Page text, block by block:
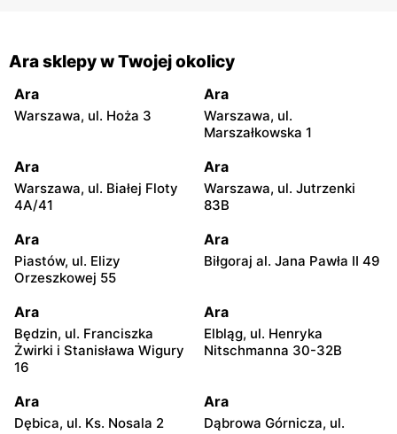
Ara sklepy w Twojej okolicy
Ara
Warszawa, ul. Hoża 3
Ara
Warszawa, ul.
Marszałkowska 1
Ara
Warszawa, ul. Białej Floty
4A/41
Ara
Warszawa, ul. Jutrzenki
83B
Ara
Piastów, ul. Elizy
Orzeszkowej 55
Ara
Biłgoraj al. Jana Pawła II 49
Ara
Będzin, ul. Franciszka
Żwirki i Stanisława Wigury
16
Ara
Elbląg, ul. Henryka
Nitschmanna 30-32B
Ara
Dębica, ul. Ks. Nosala 2
Ara
Dąbrowa Górnicza, ul.